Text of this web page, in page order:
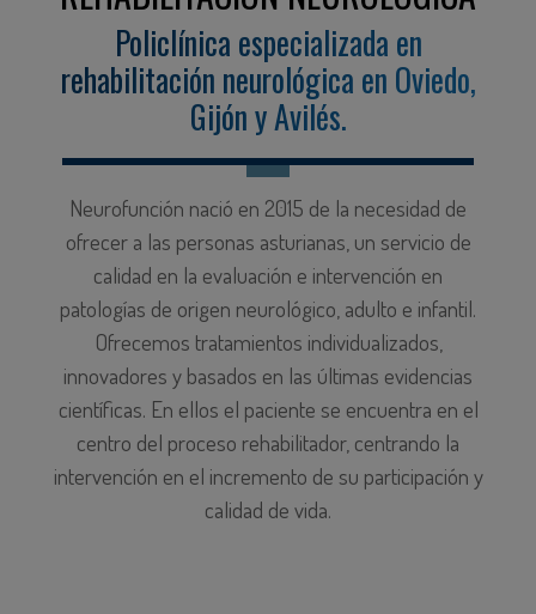
Policlínica especializada en
rehabilitación neurológica en Oviedo,
Gijón y Avilés.
Neurofunción nació en 2015 de la necesidad de
ofrecer a las personas asturianas, un servicio de
calidad en la evaluación e intervención en
patologías de origen neurológico, adulto e infantil.
Ofrecemos tratamientos individualizados,
innovadores y basados en las últimas evidencias
científicas. En ellos el paciente se encuentra en el
centro del proceso rehabilitador, centrando la
intervención en el incremento de su participación y
calidad de vida.